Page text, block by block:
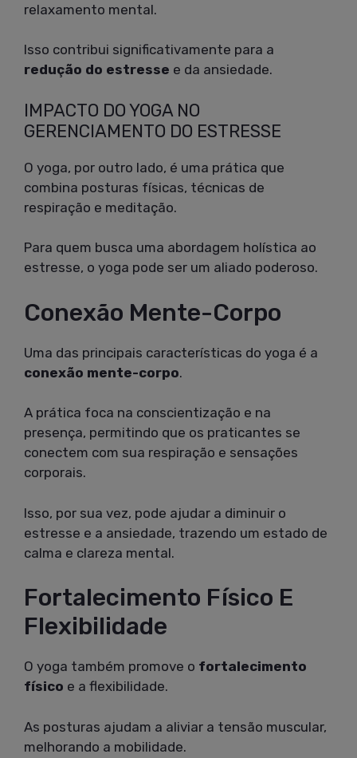
relaxamento mental.
Isso contribui significativamente para a
redução do estresse e da ansiedade.
IMPACTO DO YOGA NO
GERENCIAMENTO DO ESTRESSE
O yoga, por outro lado, é uma prática que
combina posturas físicas, técnicas de
respiração e meditação.
Para quem busca uma abordagem holística ao
estresse, o yoga pode ser um aliado poderoso.
Conexão Mente-Corpo
Uma das principais características do yoga é a
conexão mente-corpo.
A prática foca na conscientização e na
presença, permitindo que os praticantes se
conectem com sua respiração e sensações
corporais.
Isso, por sua vez, pode ajudar a diminuir o
estresse e a ansiedade, trazendo um estado de
calma e clareza mental.
Fortalecimento Físico E
Flexibilidade
O yoga também promove o fortalecimento
físico e a flexibilidade.
As posturas ajudam a aliviar a tensão muscular,
melhorando a mobilidade.